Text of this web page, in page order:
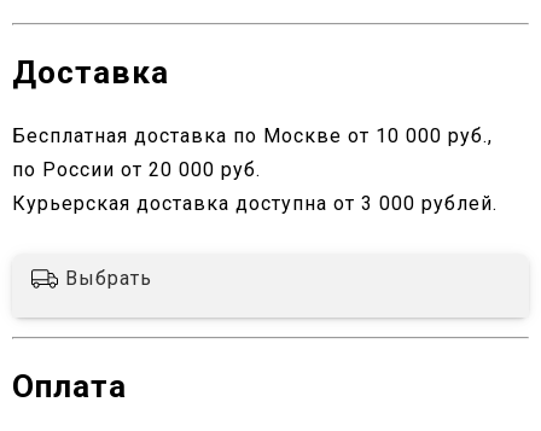
Доставка
Бесплатная доставка по Москве от 10 000 руб.,
по России от 20 000 руб.
Курьерская доставка доступна от 3 000 рублей.
Выбрать
Оплата